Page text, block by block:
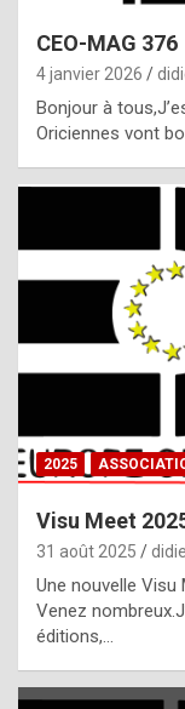
CEO-MAG 376
4 janvier 2026
Bonjour à
Oriciennes vont
2025
Visu Meet
31 août 2025
Une nouvelle Visu
Venez
éditions,…